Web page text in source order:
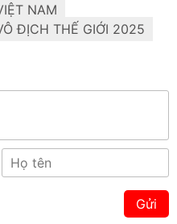
NAM
ĐỊCH THẾ GIỚI 2025
Gửi